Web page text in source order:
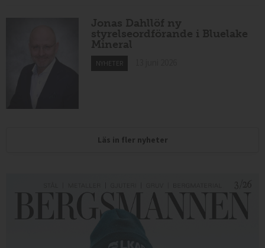
Jonas Dahllöf ny
styrelseordförande i Bluelake
Mineral
NYHETER
Läs in fler nyheter